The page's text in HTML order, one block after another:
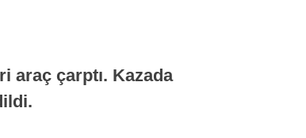
Tercih Robotu (Lisans)
araç çarptı. Kazada